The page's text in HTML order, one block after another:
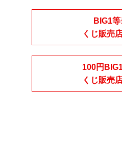
BIG1
くじ販売
100円
くじ販売